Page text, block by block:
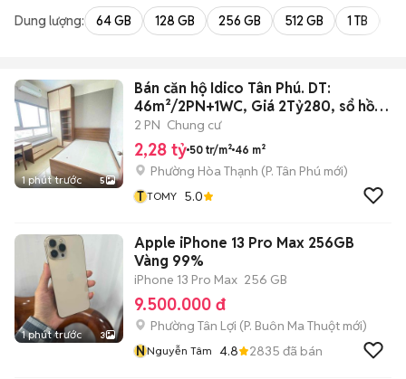
Dung lượng: 64 GB 128 GB 256 GB 512 GB 1 TB
1 phút trước 5
Bán căn hộ Idico Tân Phú. DT:
46m²/2PN+1WC, Giá 2Tỷ280, sổ hồng
riêng.
2 PN Chung cư
2,28 tỷ 50 tr/m² 46 m²
Phường Hòa Thạnh (P. Tân Phú mới)
T TOMY 5.0
1 phút trước 3
Apple iPhone 13 Pro Max 256GB
Vàng 99%
iPhone 13 Pro Max 256 GB
9.500.000 đ
Phường Tân Lợi (P. Buôn Ma Thuột mới)
NNguyễn Tâm 4.8 2835 đã bán